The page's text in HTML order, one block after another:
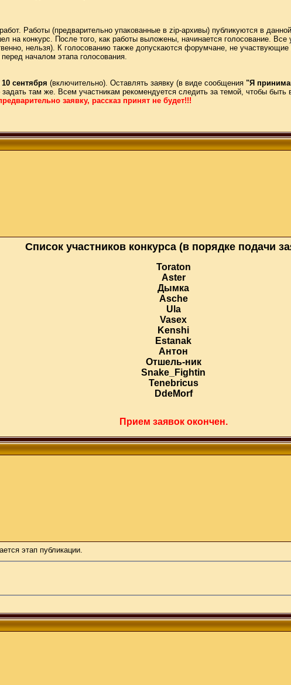
Работы (предварительно упакованные в zip-архивы) публикуются в
на конкурс. После того, как работы выложены, начинается голосование.
нельзя). К голосованию также допускаются форумчане, не участвующие
началом этапа голосования.
10 сентября (включительно). Оставлять заявку (в виде сообщения "Я
там же. Всем участникам рекомендуется следить за темой, чтобы быть
заявку, рассказ принят не будет!!!
Список участников конкурса (в порядке подачи
Toraton
Aster
Дымка
Asche
Ula
Vasex
Kenshi
Estanak
Антон
Отшель-ник
Snake_Fightin
Tenebricus
DdeMorf
Прием заявок окончен.
этап публикации.